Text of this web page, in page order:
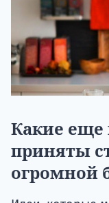
Какие еще
приняты
огромной